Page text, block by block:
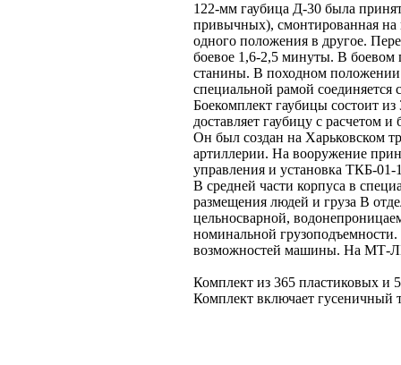
122-мм гаубица Д-30 была
привычных), смонтированная на
одного положения в другое.
боевое 1,6-2,5 минуты. В боевом
станины. В походном положении
специальной рамой соединяется
Боекомплект гаубицы состоит
доставляет гаубицу с расчетом
Он был создан на Харьковском
артиллерии. На вооружение
управления и установка ТКБ-01-
В средней части корпуса в
размещения людей и груза В
цельносварной,
номинальной
возможностей машины. На МТ-ЛБ
Комплект из 365 пластиковых и
Комплект включает